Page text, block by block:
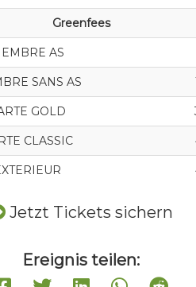
Greenfees
AS
SANS AS
GOLD
CLASSIC
Jetzt Tickets sichern
Ereignis teilen: